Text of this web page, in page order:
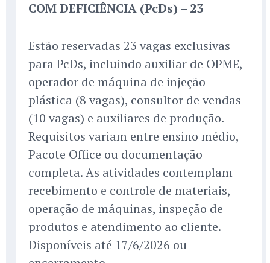
COM DEFICIÊNCIA (PcDs) – 23
Estão reservadas 23 vagas exclusivas
para PcDs, incluindo auxiliar de OPME,
operador de máquina de injeção
plástica (8 vagas), consultor de vendas
(10 vagas) e auxiliares de produção.
Requisitos variam entre ensino médio,
Pacote Office ou documentação
completa. As atividades contemplam
recebimento e controle de materiais,
operação de máquinas, inspeção de
produtos e atendimento ao cliente.
Disponíveis até 17/6/2026 ou